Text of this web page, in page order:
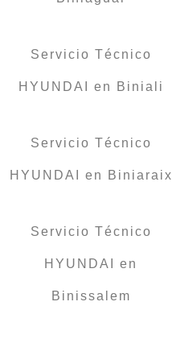
Servicio Técnico
HYUNDAI en Biniali
Servicio Técnico
HYUNDAI en Biniaraix
Servicio Técnico
HYUNDAI en
Binissalem